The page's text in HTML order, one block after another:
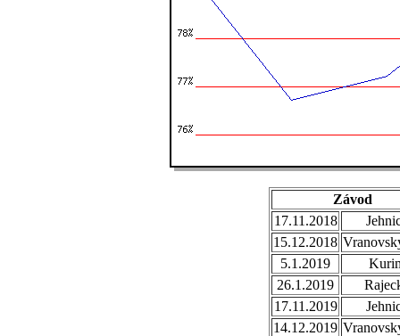
Závod
17.11.2018
15.12.2018
5.1.2019
26.1.2019
17.11.2019
14.12.2019